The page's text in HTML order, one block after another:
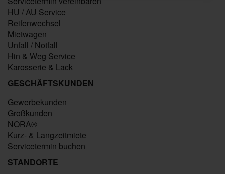
HU / AU Service
Reifenwechsel
Mietwagen
Unfall / Notfall
Hin & Weg Service
Karosserie & Lack
GESCHÄFTSKUNDEN
Gewerbekunden
Großkunden
NORA®
Kurz- & Langzeitmiete
Servicetermin buchen
STANDORTE